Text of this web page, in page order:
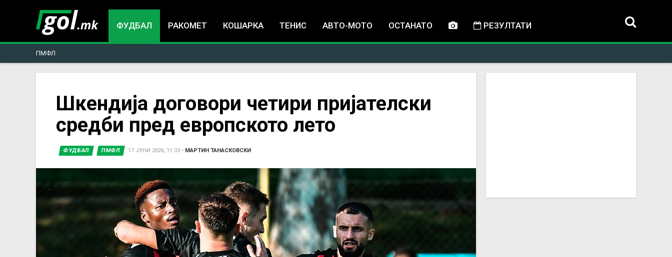
ФУДБАЛ РАКОМЕТ КОШАРКА ТЕНИС АВТО-МОТО ОСТАНАТО РЕЗУЛТАТИ
ПМФЛ
here
Шкендија договори четири пријателски
средби пред европското лето
ФУДБАЛ ПМФЛ 17 ЈУНИ 2026, 11:33 • МАРТИН ТАНАСКОВСКИ